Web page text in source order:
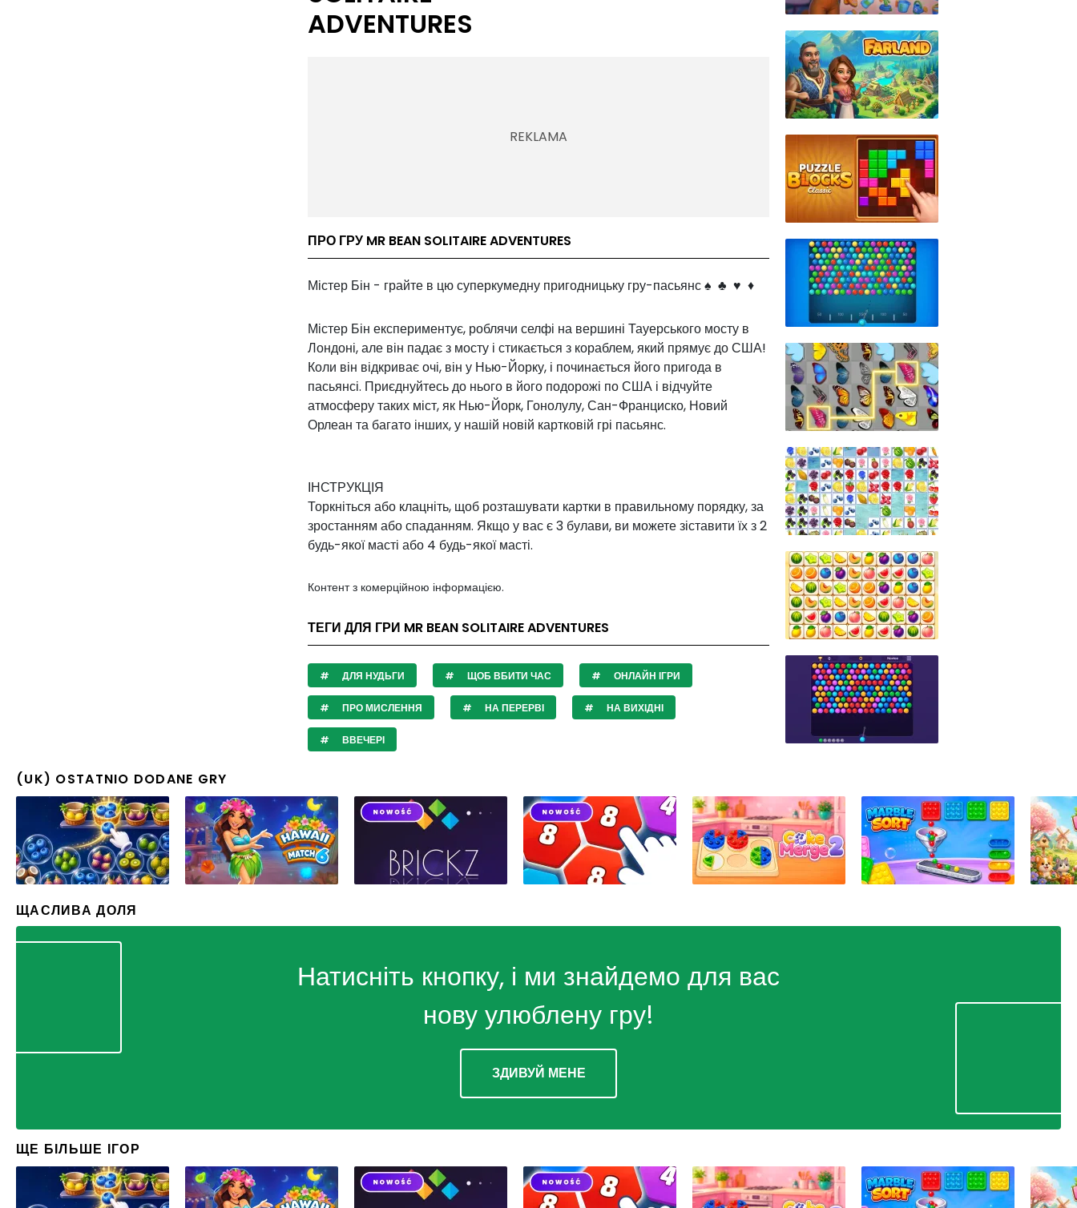
ADVENTURES
ПРО ГРУ MR BEAN SOLITAIRE ADVENTURES
Містер Бін - грайте в цю суперкумедну пригодницьку гру-пасьянс ♠ ️ ♣ ️ ♥ ️ ♦ ️
Містер Бін експериментує, роблячи селфі на вершині Тауерського мосту в
Лондоні, але він падає з мосту і стикається з кораблем, який прямує до США!
Коли він відкриває очі, він у Нью-Йорку, і починається його пригода в
пасьянсі. Приєднуйтесь до нього в його подорожі по США і відчуйте
атмосферу таких міст, як Нью-Йорк, Гонолулу, Сан-Франциско, Новий
Орлеан та багато інших, у нашій новій картковій грі пасьянс.
ІНСТРУКЦІЯ
Торкніться або клацніть, щоб розташувати картки в правильному порядку, за
зростанням або спаданням. Якщо у вас є 3 булави, ви можете зіставити їх з 2
будь-якої масті або 4 будь-якої масті.
Контент з комерційною інформацією.
ТЕГИ ДЛЯ ГРИ MR BEAN SOLITAIRE ADVENTURES
ДЛЯ НУДЬГИ ЩОБ ВБИТИ ЧАС ОНЛАЙН ІГРИ
ПРО МИСЛЕННЯ НА ПЕРЕРВІ НА ВИХІДНІ
ВВЕЧЕРІ
(UK) OSTATNIO DODANE GRY
ЩАСЛИВА ДОЛЯ
Натисніть кнопку, і ми знайдемо для вас
нову улюблену гру!
ЗДИВУЙ МЕНЕ
ЩЕ БІЛЬШЕ ІГОР